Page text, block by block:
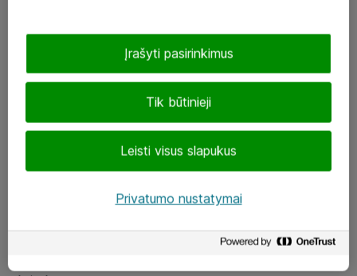
LinkedIn
Tik būtinieji
Leisti visus slapukus
Įrašyti pasirinkimus
Privatumo nustatymai